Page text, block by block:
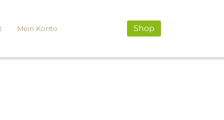
Mein Konto Shop